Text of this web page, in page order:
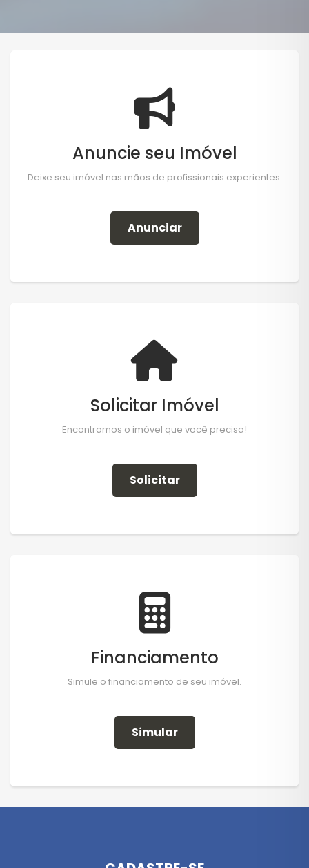
Anuncie seu Imóvel
Deixe seu imóvel nas mãos de profissionais experientes.
Anunciar
Solicitar Imóvel
Encontramos o imóvel que você precisa!
Solicitar
Financiamento
Simule o financiamento de seu imóvel.
Simular